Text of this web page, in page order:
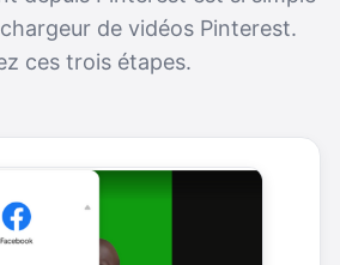
de vidéos Pinterest.
ces trois étapes.